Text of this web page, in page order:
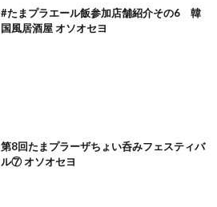
#たまプラエール飯参加店舗紹介その6 韓
国風居酒屋 オソオセヨ
第8回たまプラーザちょい呑みフェスティバ
ル⑦ オソオセヨ